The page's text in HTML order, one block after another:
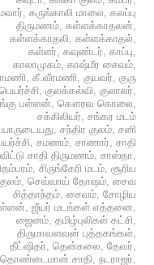
, கருங்காலி மாலை, கலப்பு
திருமணம், கள்ளக்காதலன்,
கள்ளக்காதலி, கள்ளக்காதல்,
கள்ளர், கவுண்டர், காப்பு,
காலாமுகம், காஷ்மீர சைவம்,
, கீ.வீரமணி, குயவர், குரு
பெயர்ச்சி, குலக்கல்வி, குலாலர்,
பள்ளன், கௌரவ கொலை,
சக்கிலியர், சங்கர மடம்
யாருடையது, சந்திர குலம், சனி
, சமணம், சாணார், சாதி
விட்டு சாதி திருமணம், சாஸ்தா,
, சிருங்கேரி மடம், சூரிய
, செவ்வாய் தோஷம், சைவ
சித்தாந்தம், சைவம், சோழிய
, ஜீயர் மடங்கள் எத்தனை,
ஜைனம், தமிழ்புலிகள் கட்சி,
திருமாவளவன் புத்தகங்கள்,
தீட்ஷிதர், தென்கலை, தேவர்,
தொண்டைமான் சாதி, நடராஜர்,